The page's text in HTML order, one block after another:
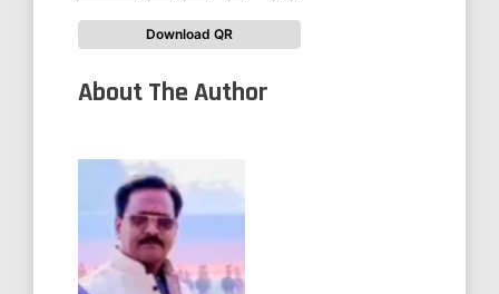
Download QR
About The Author